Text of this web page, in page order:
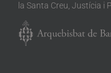
la Santa Creu, Justícia i